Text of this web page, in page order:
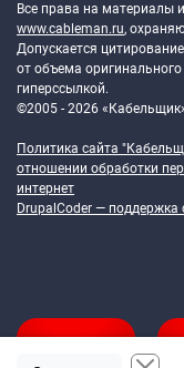
Все права на материалы
www.cableman.ru,
Допускается
от объема
гиперссылкой.
©2005 - 2026
Политика сайта
отношении обработки
интернет
DrupalCoder — поддержка